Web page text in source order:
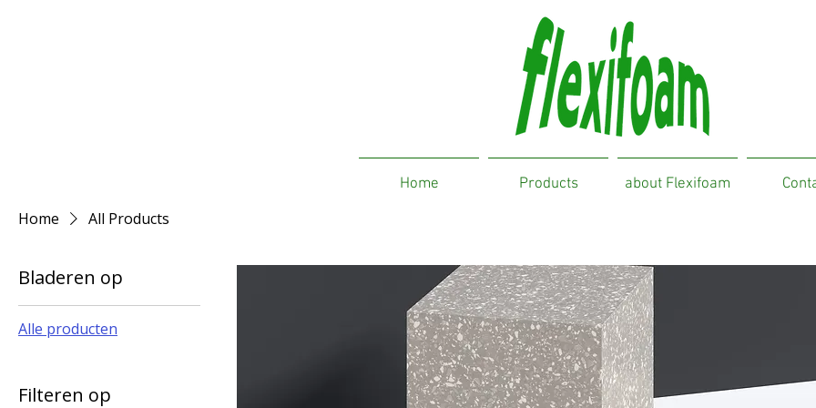
Home Products about Flexifoam
Home All Products
Bladeren op
Alle producten
Filteren op